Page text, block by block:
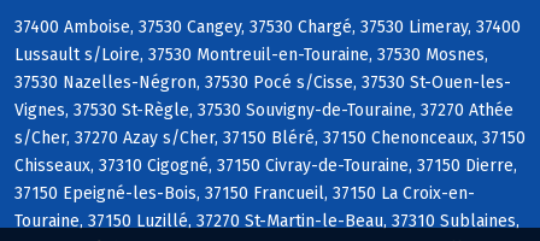
37400 Amboise, 37530 Cangey, 37530 Chargé, 37530 Limeray, 37400
Lussault s/Loire, 37530 Montreuil-en-Touraine, 37530 Mosnes,
37530 Nazelles-Négron, 37530 Pocé s/Cisse, 37530 St-Ouen-les-
Vignes, 37530 St-Règle, 37530 Souvigny-de-Touraine, 37270 Athée
s/Cher, 37270 Azay s/Cher, 37150 Bléré, 37150 Chenonceaux, 37150
Chisseaux, 37310 Cigogné, 37150 Civray-de-Touraine, 37150 Dierre,
37150 Epeigné-les-Bois, 37150 Francueil, 37150 La Croix-en-
Touraine, 37150 Luzillé, 37270 St-Martin-le-Beau, 37310 Sublaines,